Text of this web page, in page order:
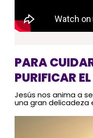
PARA
PURIFICAR
Jesús nos anima a
una gran delicadeza